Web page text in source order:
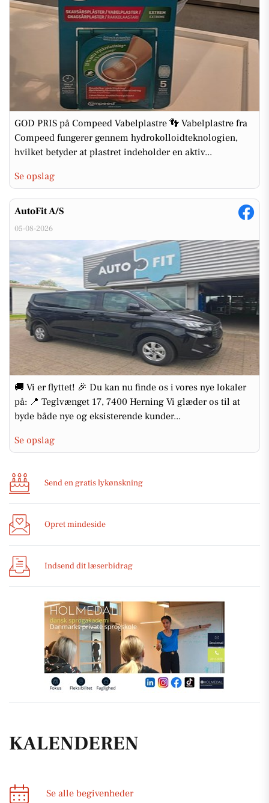
GOD PRIS på Compeed Vabelplastre 👣 Vabelplastre fra
Compeed fungerer gennem hydrokolloidteknologien,
hvilket betyder at plastret indeholder en aktiv...
Se opslag
AutoFit A/S
05-08-2026
🚚 Vi er flyttet! 🎉 Du kan nu finde os i vores nye lokaler
på: 📍 Teglvænget 17, 7400 Herning Vi glæder os til at
byde både nye og eksisterende kunder...
Se opslag
Send en gratis lykønskning
Opret mindeside
Indsend dit læserbidrag
KALENDEREN
Se alle begivenheder